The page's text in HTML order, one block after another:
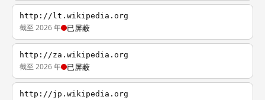
http://lt.wikipedia.org
截至 2026 年 已屏蔽
http://za.wikipedia.org
截至 2026 年 已屏蔽
http://jp.wikipedia.org